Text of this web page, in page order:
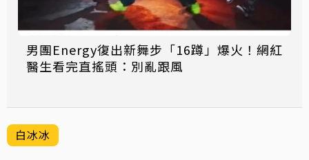
男團Energy復出新舞步「16蹲」爆火！網紅
醫生看完直搖頭：別亂跟風
白冰冰